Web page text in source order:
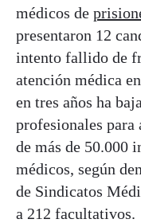
médicos de
presentaron 12
intento fallido de
atención médica
en tres años ha
profesionales para
de más de 50.000
médicos, según
de Sindicatos
a 212 facultativos.